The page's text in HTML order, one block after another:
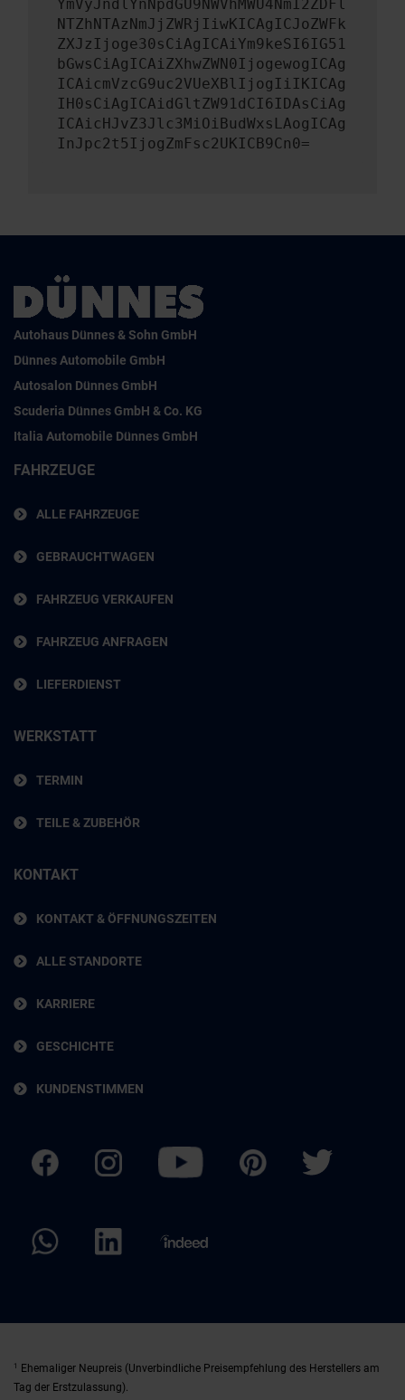
YmVyJndlYnNpdGU9NWVhMWU4NmI2ZDFl
NTZhNTAzNmJjZWRjIiwKICAgICJoZWFk
ZXJzIjoge30sCiAgICAiYm9keSI6IG51
bGwsCiAgICAiZXhwZWN0IjogewogICAg
ICAicmVzcG9uc2VUeXBlIjogIiIKICAg
IH0sCiAgICAidGltZW91dCI6IDAsCiAg
ICAicHJvZ3Jlc3MiOiBudWxsLAogICAg
InJpc2t5IjogZmFsc2UKICB9Cn0=
Autohaus Dünnes & Sohn GmbH
Dünnes Automobile GmbH
Autosalon Dünnes GmbH
Scuderia Dünnes GmbH & Co. KG
Italia Automobile Dünnes GmbH
FAHRZEUGE
ALLE FAHRZEUGE
GEBRAUCHTWAGEN
FAHRZEUG VERKAUFEN
FAHRZEUG ANFRAGEN
LIEFERDIENST
WERKSTATT
TERMIN
TEILE & ZUBEHÖR
KONTAKT
KONTAKT & ÖFFNUNGSZEITEN
ALLE STANDORTE
KARRIERE
GESCHICHTE
KUNDENSTIMMEN
1
Ehemaliger Neupreis (Unverbindliche Preisempfehlung des Herstellers am
Tag der Erstzulassung).